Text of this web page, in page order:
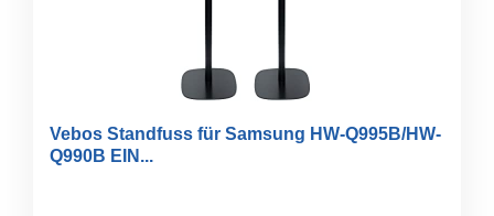
Vebos Standfuss für Samsung HW-Q995B/HW-
Q990B EIN...